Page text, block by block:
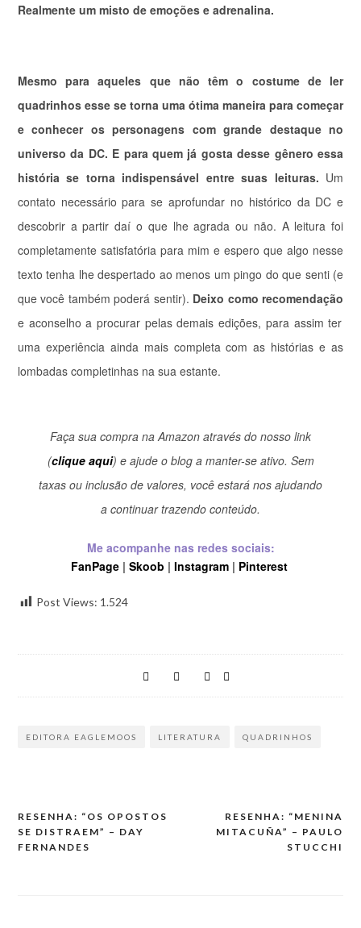
Realmente um misto de emoções e adrenalina.
Mesmo para aqueles que não têm o costume de ler
quadrinhosesse se torna uma ótima maneira para começar
e conhecer os personagens com grande destaque no
universo da DC. E para quem já gosta desse gênero essa
história se torna indispensável entre suas leituras. Um
contato necessário para se aprofundar no histórico da DC e
descobrir a partir daí o que lhe agrada ou não. A leitura foi
completamente satisfatória para mim e espero que algo nesse
texto tenha lhe despertado ao menos um pingo do que senti (e
que você também poderá sentir). Deixo como recomendação
e aconselho a procurar pelas demais edições, para assim ter
uma experiência ainda mais completa com as histórias e as
lombadas completinhas na sua estante.
Faça sua compra na Amazon através do nosso link
(clique aqui) e ajude o blog a manter-se ativo. Sem
taxas ou inclusão de valores, você estará nos ajudando
a continuar trazendo conteúdo.
Me acompanhe nas redes sociais:
FanPage | Skoob | Instagram | Pinterest
Post Views: 1.524
EDITORA EAGLEMOOS LITERATURA QUADRINHOS
RESENHA: “OS OPOSTOS
SE DISTRAEM” – DAY
FERNANDES
RESENHA: “MENINA
MITACUÑA” – PAULO
STUCCHI